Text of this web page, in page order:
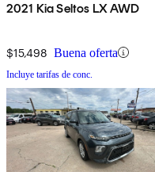
2021 Kia Seltos LX AWD
$15,498 Buena oferta
Incluye tarifas de conc.